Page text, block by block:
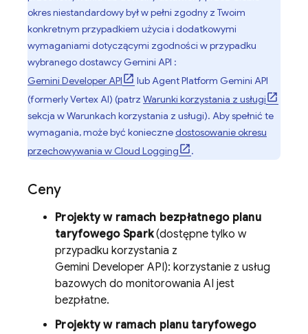
okres niestandardowy był w pełni zgodny z Twoim
konkretnym przypadkiem użycia i dodatkowymi
wymaganiami dotyczącymi zgodności w przypadku
wybranego dostawcy Gemini API :
Gemini Developer API
lubAgent Platform Gemini API
(formerly Vertex AI) (patrz Warunki korzystania z usługi
sekcja w Warunkach korzystania z usługi). Aby spełnić te
wymagania, może być koniecznedostosowanie okresu
przechowywania w Cloud Logging .
Ceny
Projekty w ramach bezpłatnego planu
taryfowego Spark(dostępne tylko w
przypadku korzystania z
Gemini Developer API): korzystanie z usług
bazowych do monitorowania AI jest
bezpłatne.
Projekty w ramach planu taryfowego